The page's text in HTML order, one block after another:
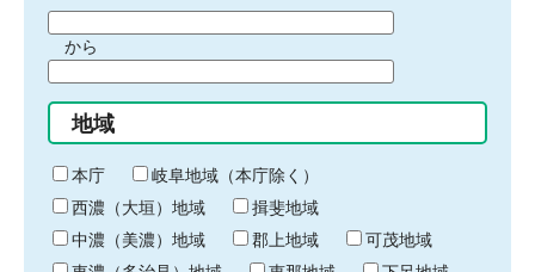
間
始
り
から
間
終
わ
り
地域
本庁
岐阜地域（本庁除く）
西濃（大垣）地域
揖斐地域
中濃（美濃）地域
郡上地域
可茂地域